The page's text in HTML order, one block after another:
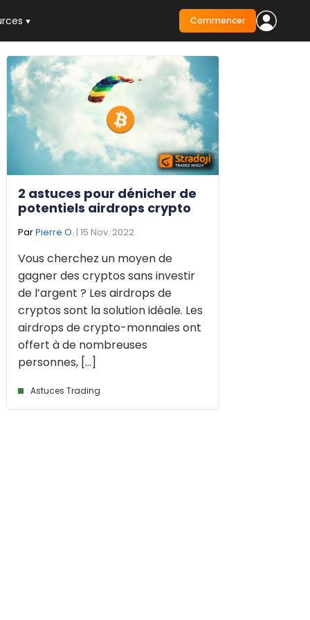
Commencer
2 astuces pour dénicher de
potentiels airdrops crypto
ParPierre O. | 15 Nov. 2022
Vous cherchez un moyen de
gagner des cryptos sans investir
de l’argent ? Les airdrops de
cryptos sont la solution idéale. Les
airdrops de crypto-monnaies ont
offert à de nombreuses
personnes, [...]
Astuces Trading